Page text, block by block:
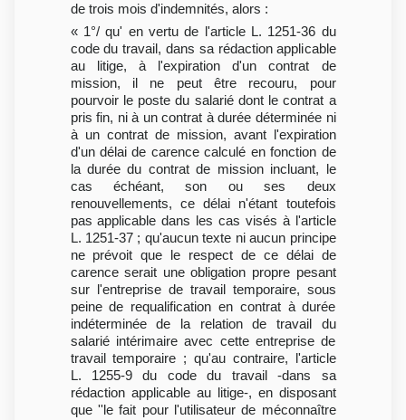
de trois mois d'indemnités, alors :
« 1°/ qu' en vertu de l'article L. 1251-36 du
code du travail, dans sa rédaction applicable
au litige, à l'expiration d'un contrat de
mission, il ne peut être recouru, pour
pourvoir le poste du salarié dont le contrat a
pris fin, ni à un contrat à durée déterminée ni
à un contrat de mission, avant l'expiration
d'un délai de carence calculé en fonction de
la durée du contrat de mission incluant, le
cas échéant, son ou ses deux
renouvellements, ce délai n'étant toutefois
pas applicable dans les cas visés à l'article
L. 1251-37 ; qu'aucun texte ni aucun principe
ne prévoit que le respect de ce délai de
carence serait une obligation propre pesant
sur l'entreprise de travail temporaire, sous
peine de requalification en contrat à durée
indéterminée de la relation de travail du
salarié intérimaire avec cette entreprise de
travail temporaire ; qu'au contraire, l'article
L. 1255-9 du code du travail -dans sa
rédaction applicable au litige-, en disposant
que ''le fait pour l'utilisateur de méconnaître